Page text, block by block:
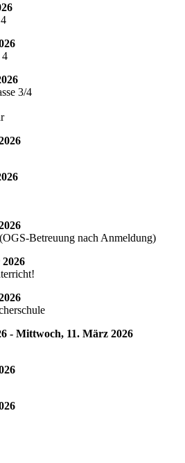
4
3/4
Betreuung nach Anmeldung)
- Mittwoch, 11. März 2026